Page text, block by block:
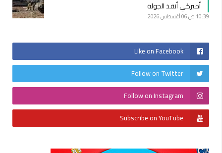
أميركي أنقذ الجولة
10:39 ص 06 أغسطس 2026
Like on Facebook
Follow on Twitter
Follow on Instagram
Subscribe on YouTube